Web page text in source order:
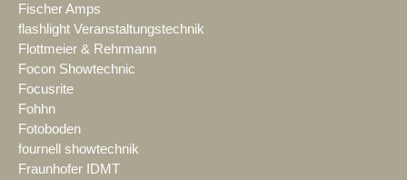
Fischer Amps
flashlight Veranstaltungstechnik
Flottmeier & Rehrmann
Focon Showtechnic
Focusrite
Fohhn
Fotoboden
fournell showtechnik
Fraunhofer IDMT